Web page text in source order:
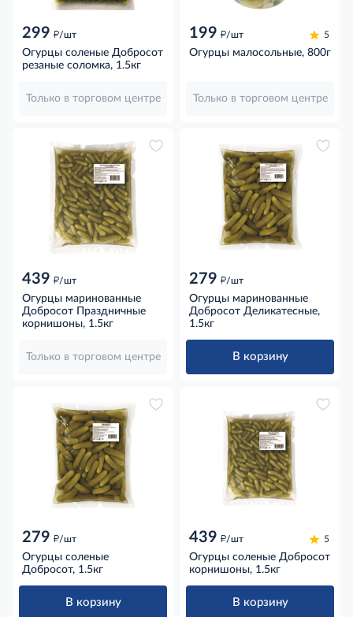
299 д/шт
Огурцы соленые Добросот
резаные соломка, 1.5кг
Только в торговом центре
199 д/шт 5
Огурцы малосольные, 800г
Только в торговом центре
439 д/шт
Огурцы маринованные
Добросот Праздничные
корнишоны, 1.5кг
Только в торговом центре
279 д/шт
Огурцы маринованные
Добросот Деликатесные,
1.5кг
В корзину
279 д/шт
Огурцы соленые
Добросот, 1.5кг
В корзину
439 д/шт 5
Огурцы соленые Добросот
корнишоны, 1.5кг
В корзину